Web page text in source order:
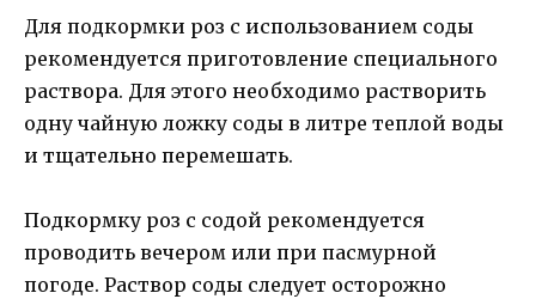
Для подкормки роз с использованием соды
рекомендуется приготовление специального
раствора. Для этого необходимо растворить
одну чайную ложку соды в литре теплой воды
и тщательно перемешать.
Подкормку роз с содой рекомендуется
проводить вечером или при пасмурной
погоде. Раствор соды следует осторожно